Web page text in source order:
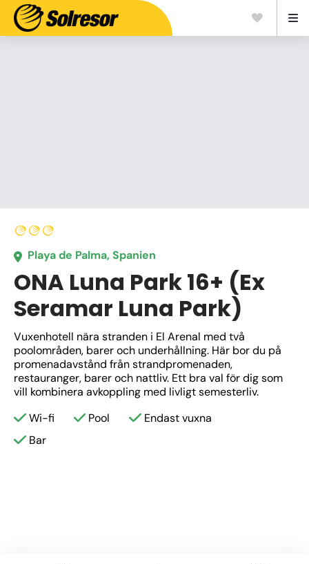
Playa de Palma, Spanien
ONA Luna Park 16+ (Ex
Seramar Luna Park)
Vuxenhotell nära stranden i El Arenal med två
poolområden, barer och underhållning. Här bor du på
promenadavstånd från strandpromenaden,
restauranger, barer och nattliv. Ett bra val för dig som
vill kombinera avkoppling med livligt semesterliv.
Wi-fi
Pool
Endast vuxna
Bar